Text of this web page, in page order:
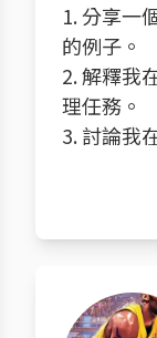
1. 分享一
的例子。
2. 解釋我
理任務。
3. 討論我